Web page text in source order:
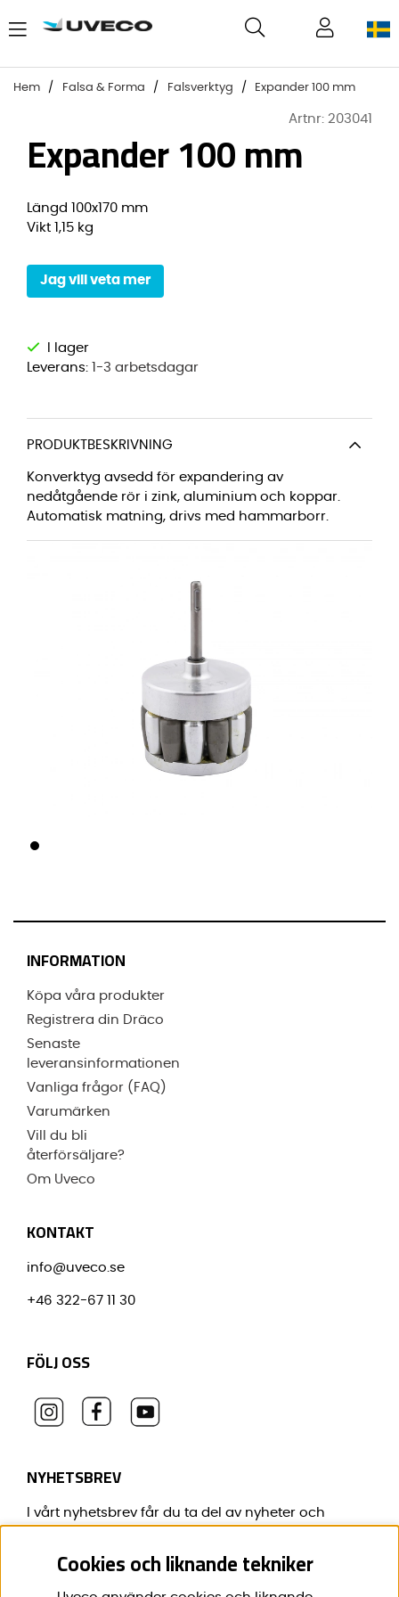
Hem Falsa & Forma Falsverktyg Expander 100 mm
Artnr: 203041
Expander 100 mm
Längd 100x170 mm
Vikt 1,15 kg
Jag vill veta mer
Leverans: 1-3 arbetsdagar
PRODUKTBESKRIVNING
Konverktyg avsedd för expandering av
nedåtgående rör i zink, aluminium och koppar.
Automatisk matning, drivs med hammarborr.
INFORMATION
Köpa våra produkter
Registrera din Dräco
Senaste
leveransinformationen
Vanliga frågor (FAQ)
Varumärken
Vill du bli
återförsäljare?
Om Uveco
KONTAKT
info@uveco.se
+46 322-67 11 30
FÖLJ OSS
NYHETSBREV
I vårt nyhetsbrev får du ta del av nyheter och
Cookies och liknande tekniker